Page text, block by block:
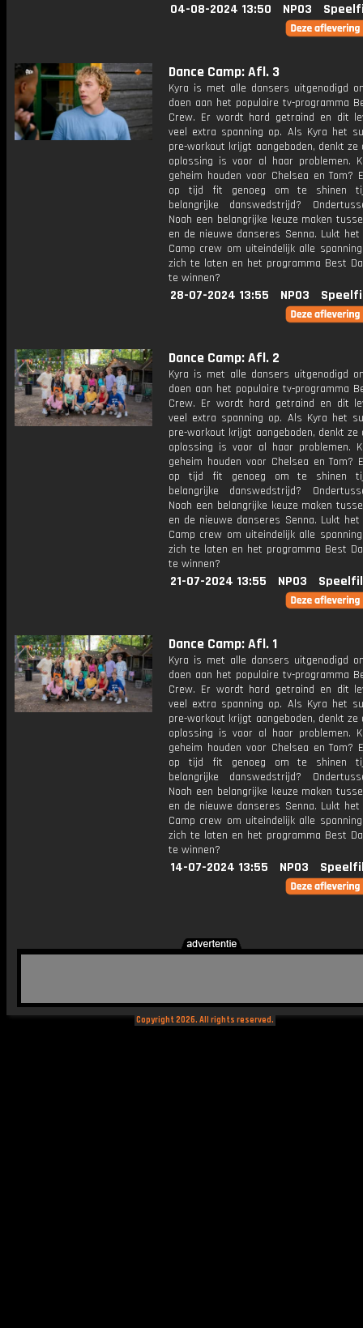
04-08-2024 13:50 NPO3
Dance Camp: Afl. 3
Kyra is met alle dansers uitgenodigd
doen aan het populaire tv-programma
Crew. Er wordt hard getraind en dit
veel extra spanning op. Als Kyra het
pre-workout krijgt aangeboden, denkt
oplossing is voor al haar problemen.
geheim houden voor Chelsea en Tom?
op tijd fit genoeg om te shinen
belangrijke danswedstrijd?
Noah een belangrijke keuze maken
en de nieuwe danseres Senna. Lukt het
Camp crew om uiteindelijk alle
zich te laten en het programma Best
te winnen?
28-07-2024 13:55 NPO3
Dance Camp: Afl. 2
Kyra is met alle dansers uitgenodigd
doen aan het populaire tv-programma
Crew. Er wordt hard getraind en dit
veel extra spanning op. Als Kyra het
pre-workout krijgt aangeboden, denkt
oplossing is voor al haar problemen.
geheim houden voor Chelsea en Tom?
op tijd fit genoeg om te shinen
belangrijke danswedstrijd?
Noah een belangrijke keuze maken
en de nieuwe danseres Senna. Lukt het
Camp crew om uiteindelijk alle
zich te laten en het programma Best
te winnen?
21-07-2024 13:55 NPO3
Dance Camp: Afl. 1
Kyra is met alle dansers uitgenodigd
doen aan het populaire tv-programma
Crew. Er wordt hard getraind en dit
veel extra spanning op. Als Kyra het
pre-workout krijgt aangeboden, denkt
oplossing is voor al haar problemen.
geheim houden voor Chelsea en Tom?
op tijd fit genoeg om te shinen
belangrijke danswedstrijd?
Noah een belangrijke keuze maken
en de nieuwe danseres Senna. Lukt het
Camp crew om uiteindelijk alle
zich te laten en het programma Best
te winnen?
14-07-2024 13:55 NPO3
Copyright 2026. All rights reserved.